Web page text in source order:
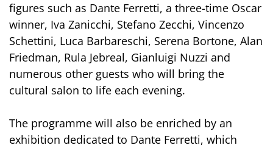
figures such as Dante Ferretti, a three-time Oscar
winner, Iva Zanicchi, Stefano Zecchi, Vincenzo
Schettini, Luca Barbareschi, Serena Bortone, Alan
Friedman, Rula Jebreal, Gianluigi Nuzzi and
numerous other guests who will bring the
cultural salon to life each evening.
The programme will also be enriched by an
exhibition dedicated to Dante Ferretti, which